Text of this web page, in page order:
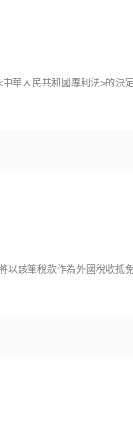
華人民共和國專利法>的決
該筆稅款作為外國稅收抵